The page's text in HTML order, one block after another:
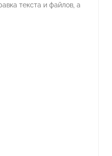
текста и файлов, а